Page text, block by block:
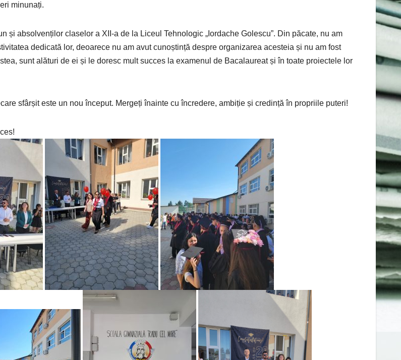
minunați.
și absolvenților claselor a XII-a de la Liceul Tehnologic „Iordache Golescu”. Din păcate, nu am
dedicată lor, deoarece nu am avut cunoștință despre organizarea acesteia și nu am fost
sunt alături de ei și le doresc mult succes la examenul de Bacalaureat și în toate proiectele lor
sfârșit este un nou început. Mergeți înainte cu încredere, ambiție și credință în propriile puteri!